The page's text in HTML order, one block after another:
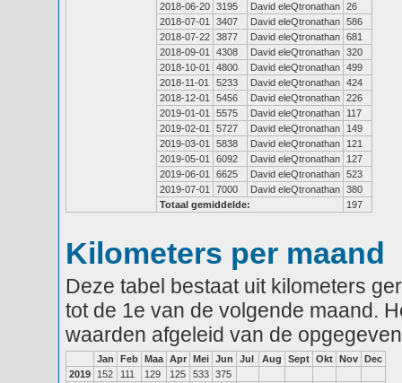
2018-06-20 3195 David eleQtronathan 26
2018-07-01
3407 David eleQtronathan 586
2018-07-22 3877 David eleQtronathan 681
2018-09-01
4308 David eleQtronathan 320
2018-10-01
4800 David eleQtronathan 499
2018-11-01
5233 David eleQtronathan 424
2018-12-01
5456 David eleQtronathan 226
2019-01-01
5575 David eleQtronathan
117
2019-02-01
5727 David eleQtronathan
149
2019-03-01
5838 David eleQtronathan
121
2019-05-01
6092 David eleQtronathan
127
2019-06-01
6625 David eleQtronathan 523
2019-07-01
7000 David eleQtronathan 380
Totaal gemiddelde:
197
Kilometers per maand
Deze tabel bestaat uit kilometers
tot de 1e van de volgende maand.
waarden afgeleid van de
Jan Feb Maa Apr Mei Jun Jul Aug Sept Okt Nov Dec
2019
152 111 129 125 533 375